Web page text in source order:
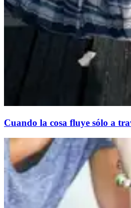
Cuando la cosa fluye sólo a